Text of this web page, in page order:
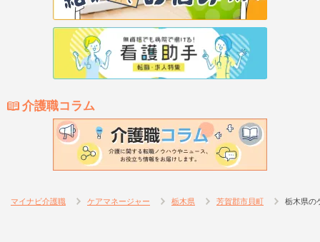
介護職コラム
マイナビ介護職 ケアマネージャー 栃木県 芳賀郡市貝町 栃木県の